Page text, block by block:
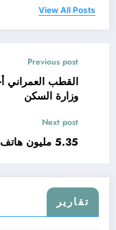
View All Posts
Previous post
وزارة السكن
Next post
5.35 مليون هاتف ثابت في الجزائر
تقارير